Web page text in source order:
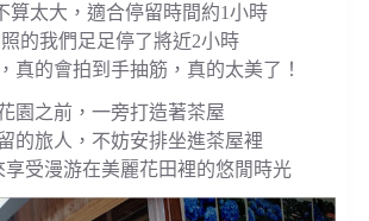
算太大，適合停留時間約1小時
的我們足足停了將近2小時
真的會拍到手抽筋，真的太美了！
園之前，一旁打造著茶屋
的旅人，不妨安排坐進茶屋裡
享受漫游在美麗花田裡的悠閒時光